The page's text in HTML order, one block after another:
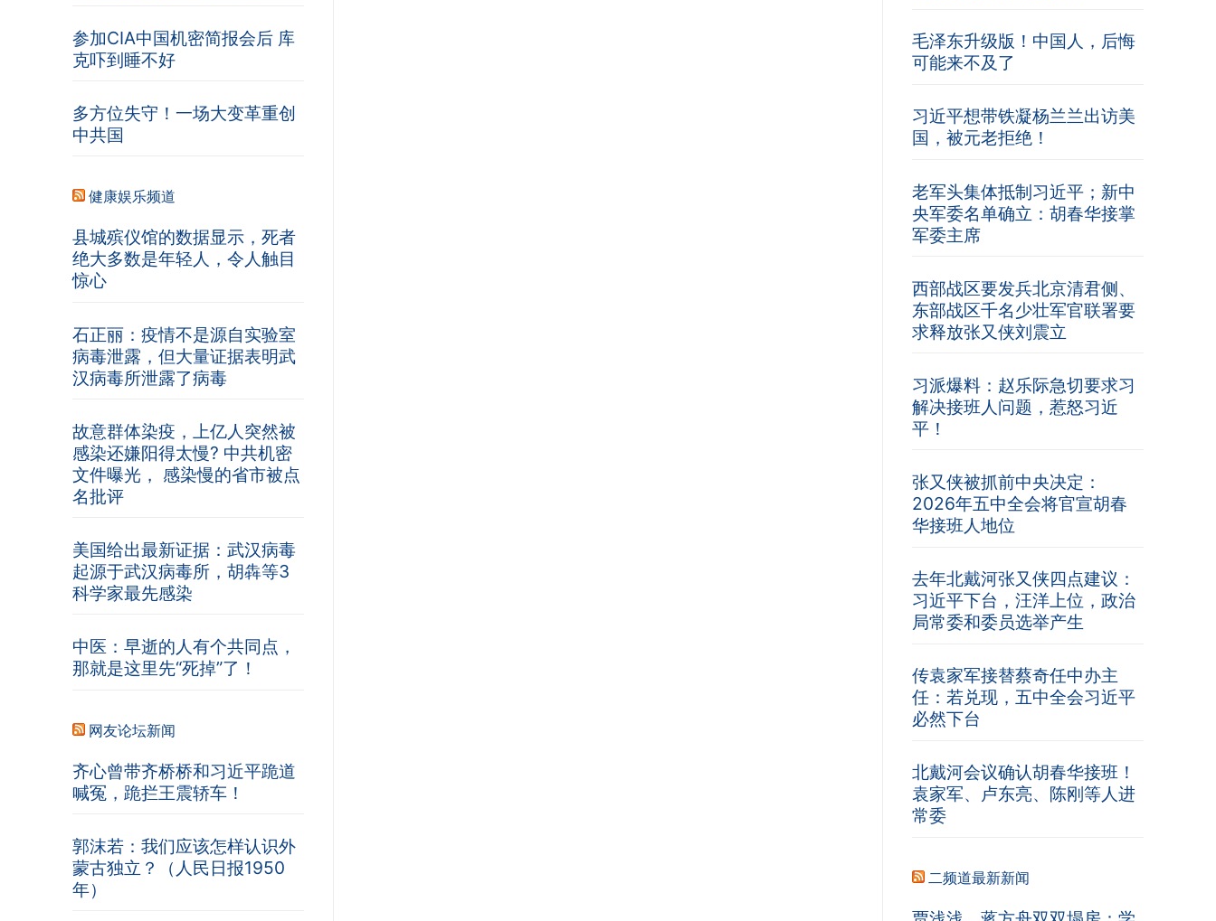
毛泽东升级版！中国人，后悔
可能来不及了
习近平想带铁凝杨兰兰出访美
国，被元老拒绝！
老军头集体抵制习近平；新中
央军委名单确立：胡春华接掌
军委主席
西部战区要发兵北京清君侧、
东部战区千名少壮军官联署要
求释放张又侠刘震立
习派爆料：赵乐际急切要求习
解决接班人问题，惹怒习近
平！
张又侠被抓前中央决定：
2026年五中全会将官宣胡春
华接班人地位
去年北戴河张又侠四点建议：
习近平下台，汪洋上位，政治
局常委和委员选举产生
传袁家军接替蔡奇任中办主
任：若兑现，五中全会习近平
必然下台
北戴河会议确认胡春华接班！
袁家军、卢东亮、陈刚等人进
常委
二频道最新新闻
参加CIA中国机密简报会后 库
克吓到睡不好
多方位失守！一场大变革重创
中共国
健康娱乐频道
县城殡仪馆的数据显示，死者
绝大多数是年轻人，令人触目
惊心
石正丽：疫情不是源自实验室
病毒泄露，但大量证据表明武
汉病毒所泄露了病毒
故意群体染疫，上亿人突然被
感染还嫌阳得太慢? 中共机密
文件曝光， 感染慢的省市被点
名批评
美国给出最新证据：武汉病毒
起源于武汉病毒所，胡犇等3
科学家最先感染
中医：早逝的人有个共同点，
那就是这里先“死掉”了！
网友论坛新闻
齐心曾带齐桥桥和习近平跪道
喊冤，跪拦王震轿车！
郭沫若：我们应该怎样认识外
蒙古独立？（人民日报1950
年）